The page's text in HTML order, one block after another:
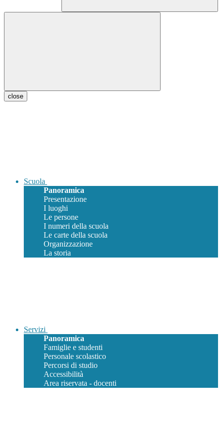
close
Scuola
Panoramica
Presentazione
I luoghi
Le persone
I numeri della scuola
Le carte della scuola
Organizzazione
La storia
Servizi
Panoramica
Famiglie e studenti
Personale scolastico
Percorsi di studio
Accessibilità
Area riservata - docenti